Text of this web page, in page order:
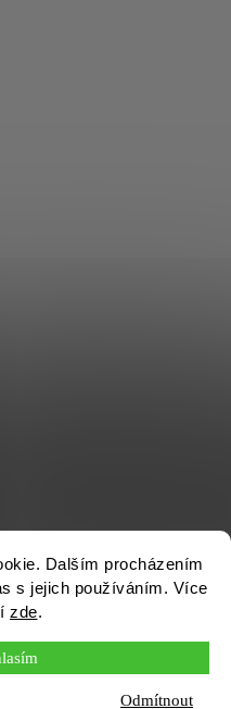
Dalším procházením
s jejich používáním. Více
zde.
Odmítnout
Shoptet